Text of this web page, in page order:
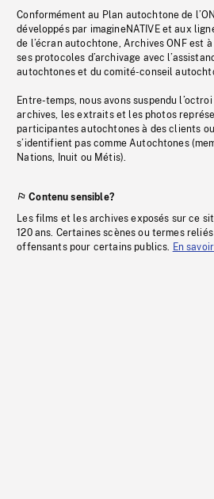
Conformément au Plan autochtone de
développés par imagineNATIVE et aux
de l’écran autochtone, Archives ONF est
ses protocoles d’archivage avec
autochtones et du comité-conseil
Entre-temps, nous avons suspendu
archives, les extraits et les photos
participantes autochtones à des clients
s’identifient pas comme Autochtones
Nations, Inuit ou Métis).
Contenu sensible?
Les films et les archives exposés sur ce
120 ans. Certaines scènes ou termes
offensants pour certains publics. En